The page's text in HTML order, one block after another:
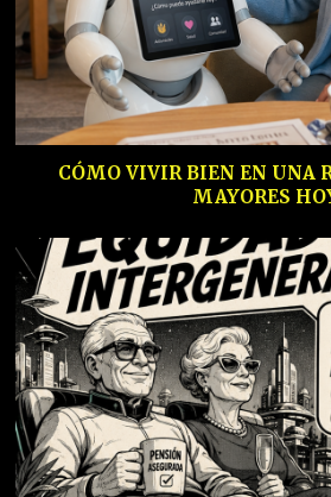
CÓMO VIVIR BIEN EN UNA
MAYORES